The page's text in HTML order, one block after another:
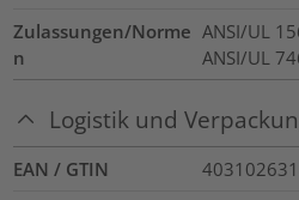
Zulassungen/Norme
n
ANSI/UL
ANSI/UL
Logistik und
EAN / GTIN